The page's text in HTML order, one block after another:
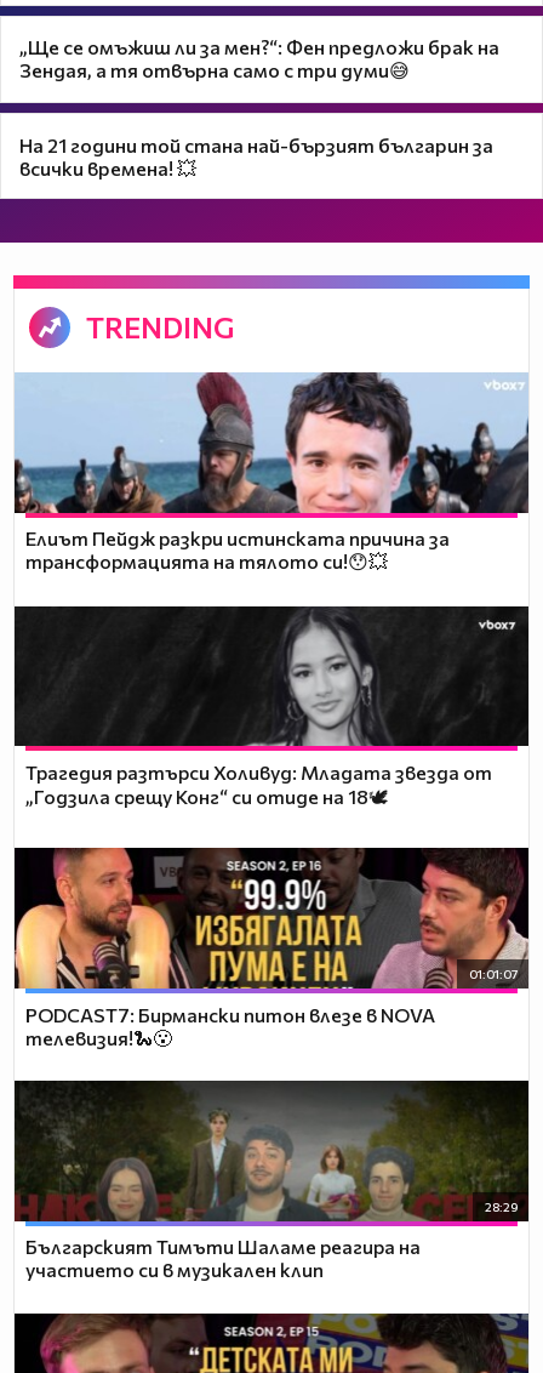
„Ще се омъжиш ли за мен?“: Фен предложи брак на
Зендая, а тя отвърна само с три думи😅
На 21 години той стана най-бързият българин за
всички времена! 💥
TRENDING
Елиът Пейдж разкри истинската причина за
трансформацията на тялото си!😯💥
Трагедия разтърси Холивуд: Младата звезда от
„Годзила срещу Конг“ си отиде на 18🕊️
01:01:07
PODCAST7: Бирмански питон влезе в NOVA
телевизия!🐍😮
28:29
Българският Тимъти Шаламе реагира на
участието си в музикален клип